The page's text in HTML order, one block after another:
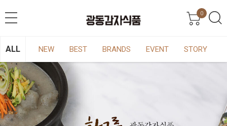
0
ALL NEW BEST BRANDS EVENT STORY